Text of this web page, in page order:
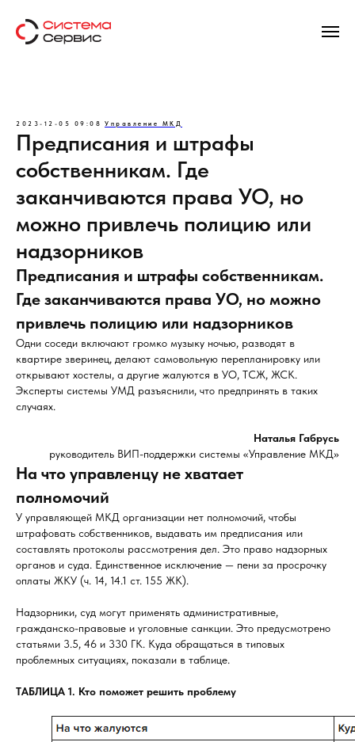
2023-12-05 09:08 Управление МКД
Предписания и штрафы
собственникам. Где
заканчиваются права УО, но
можно привлечь полицию или
надзорников
Предписания и штрафы собственникам.
Где заканчиваются права УО, но можно
привлечь полицию или надзорников
Одни соседи включают громко музыку ночью, разводят в
квартире зверинец, делают самовольную перепланировку или
открывают хостелы, а другие жалуются в УО, ТСЖ, ЖСК.
Эксперты системы УМД разъяснили, что предпринять в таких
случаях.
Наталья Габрусь
руководитель ВИП-поддержки системы «Управление МКД»
На что управленцу не хватает
полномочий
У управляющей МКД организации нет полномочий, чтобы
штрафовать собственников, выдавать им предписания или
составлять протоколы рассмотрения дел. Это право надзорных
органов и суда. Единственное исключение — пени за просрочку
оплаты ЖКУ (ч. 14, 14.1 ст. 155 ЖК).
Надзорники, суд могут применять административные,
гражданско-правовые и уголовные санкции. Это предусмотрено
статьями 3.5, 46 и 330 ГК. Куда обращаться в типовых
проблемных ситуациях, показали в таблице.
ТАБЛИЦА 1. Кто поможет решить проблему